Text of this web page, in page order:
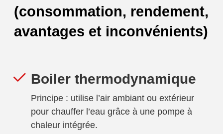
(consommation, rendement,
avantages et inconvénients)
Boiler thermodynamique
Principe : utilise l’air ambiant ou extérieur
pour chauffer l’eau grâce à une pompe à
chaleur intégrée.